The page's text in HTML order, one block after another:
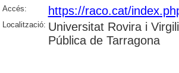
Accés:
https://raco.cat/
Localització: Universitat Rovira i
Pública de Tarragona